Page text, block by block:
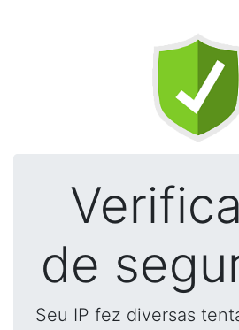
de
Seu IP fez diversas